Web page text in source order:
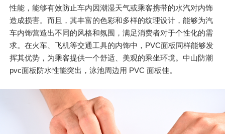
性能，能够有效防止车内因潮湿天气或乘客携带的水汽对内饰
造成损害。而且，其丰富的色彩和多样的纹理设计，能够为汽
车内饰营造出不同的风格和氛围，满足消费者对于个性化的需
求。在火车、飞机等交通工具的内饰中，PVC面板同样能够发
挥其优势，为乘客提供一个舒适、美观的乘坐环境。中山防潮
pvc面板防水性能突出，泳池周边用 PVC 面板佳。